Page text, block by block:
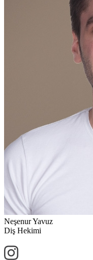
Neşenur Yavuz
Diş Hekimi